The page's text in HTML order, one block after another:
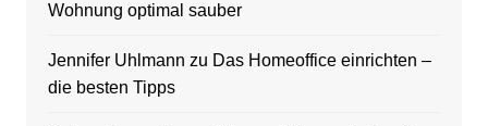
Wohnung optimal sauber
Jennifer Uhlmann zu Das Homeoffice einrichten –
die besten Tipps